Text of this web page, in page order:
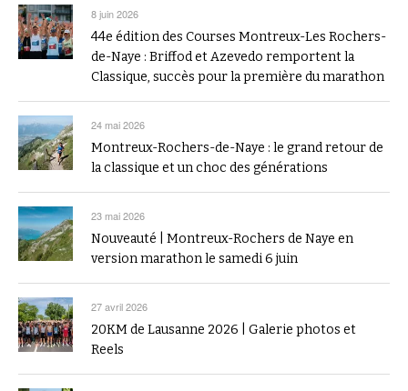
8 juin 2026
44e édition des Courses Montreux-Les Rochers-
de-Naye : Briffod et Azevedo remportent la
Classique, succès pour la première du marathon
24 mai 2026
Montreux-Rochers-de-Naye : le grand retour de
la classique et un choc des générations
23 mai 2026
Nouveauté | Montreux-Rochers de Naye en
version marathon le samedi 6 juin
27 avril 2026
20KM de Lausanne 2026 | Galerie photos et
Reels